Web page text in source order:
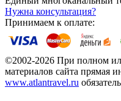
Нужна консультация?
Принимаем к оплате:
©2002-2026 При полном
материалов сайта прямая
www.atlantravel.ru